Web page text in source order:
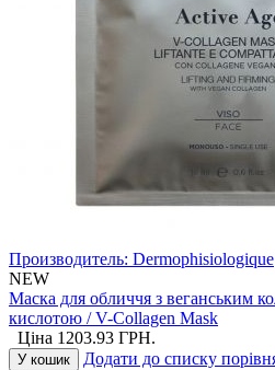
Производитель: Dermophisiologique
NEW
Маска для обличчя з веганським
кислотою / V-Collagen Mask
Ціна 1203.93 ГРН.
У кошик Додати до списку